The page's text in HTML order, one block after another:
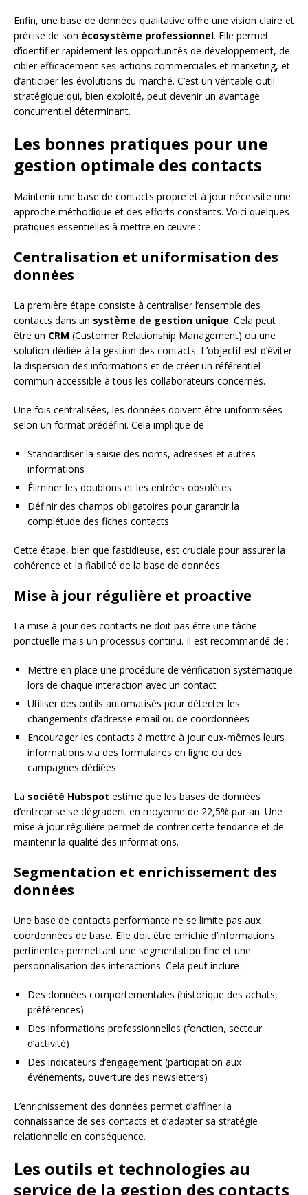
Enfin, une base de données qualitative offre une vision claire et
précise de son écosystème professionnel. Elle permet
d’identifier rapidement les opportunités de développement, de
cibler efficacement ses actions commerciales et marketing, et
d’anticiper les évolutions du marché. C’est un véritable outil
stratégique qui, bien exploité, peut devenir un avantage
concurrentiel déterminant.
Les bonnes pratiques pour une
gestion optimale des contacts
Maintenir une base de contacts propre et à jour nécessite une
approche méthodique et des efforts constants. Voici quelques
pratiques essentielles à mettre en œuvre :
Centralisation et uniformisation des
données
La première étape consiste à centraliser l’ensemble des
contacts dans un système de gestion unique. Cela peut
être un CRM (Customer Relationship Management) ou une
solution dédiée à la gestion des contacts. L’objectif est d’éviter
la dispersion des informations et de créer un référentiel
commun accessible à tous les collaborateurs concernés.
Une fois centralisées, les données doivent être uniformisées
selon un format prédéfini. Cela implique de :
Standardiser la saisie des noms, adresses et autres
informations
Éliminer les doublons et les entrées obsolètes
Définir des champs obligatoires pour garantir la
complétude des fiches contacts
Cette étape, bien que fastidieuse, est cruciale pour assurer la
cohérence et la fiabilité de la base de données.
Mise à jour régulière et proactive
La mise à jour des contacts ne doit pas être une tâche
ponctuelle mais un processus continu. Il est recommandé de :
Mettre en place une procédure de vérification systématique
lors de chaque interaction avec un contact
Utiliser des outils automatisés pour détecter les
changements d’adresse email ou de coordonnées
Encourager les contacts à mettre à jour eux-mêmes leurs
informations via des formulaires en ligne ou des
campagnes dédiées
La société Hubspot estime que les bases de données
d’entreprise se dégradent en moyenne de 22,5% par an. Une
mise à jour régulière permet de contrer cette tendance et de
maintenir la qualité des informations.
Segmentation et enrichissement des
données
Une base de contacts performante ne se limite pas aux
coordonnées de base. Elle doit être enrichie d’informations
pertinentes permettant une segmentation fine et une
personnalisation des interactions. Cela peut inclure :
Des données comportementales (historique des achats,
préférences)
Des informations professionnelles (fonction, secteur
d’activité)
Des indicateurs d’engagement (participation aux
événements, ouverture des newsletters)
L’enrichissement des données permet d’affiner la
connaissance de ses contacts et d’adapter sa stratégie
relationnelle en conséquence.
Les outils et technologies au
service de la gestion des contacts